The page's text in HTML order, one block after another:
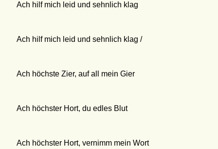
Ach hilf mich leid und sehnlich klag
Ach hilf mich leid und sehnlich klag /
Ach höchste Zier, auf all mein Gier
Ach höchster Hort, du edles Blut
Ach höchster Hort, vernimm mein Wort